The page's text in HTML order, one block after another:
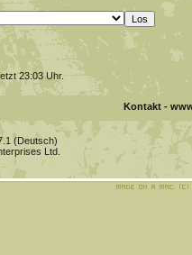
23:03Uhr.
Kontakt-
(Deutsch)
Ltd.